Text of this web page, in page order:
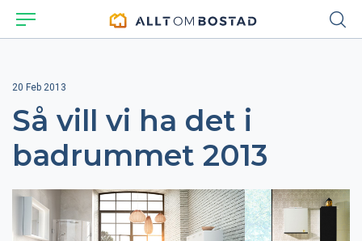
20 Feb 2013
Så vill vi ha det i
badrummet 2013